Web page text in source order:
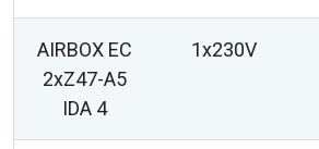
AIRBOX EC
2xZ47-A5
IDA 4
1x230V